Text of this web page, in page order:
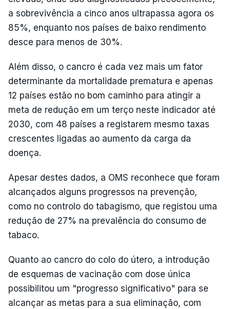
a sobrevivência a cinco anos ultrapassa agora os
85%, enquanto nos países de baixo rendimento
desce para menos de 30%.
Além disso, o cancro é cada vez mais um fator
determinante da mortalidade prematura e apenas
12 países estão no bom caminho para atingir a
meta de redução em um terço neste indicador até
2030, com 48 países a registarem mesmo taxas
crescentes ligadas ao aumento da carga da
doença.
Apesar destes dados, a OMS reconhece que foram
alcançados alguns progressos na prevenção,
como no controlo do tabagismo, que registou uma
redução de 27% na prevalência do consumo de
tabaco.
Quanto ao cancro do colo do útero, a introdução
de esquemas de vacinação com dose única
possibilitou um "progresso significativo" para se
alcançar as metas para a sua eliminação, com